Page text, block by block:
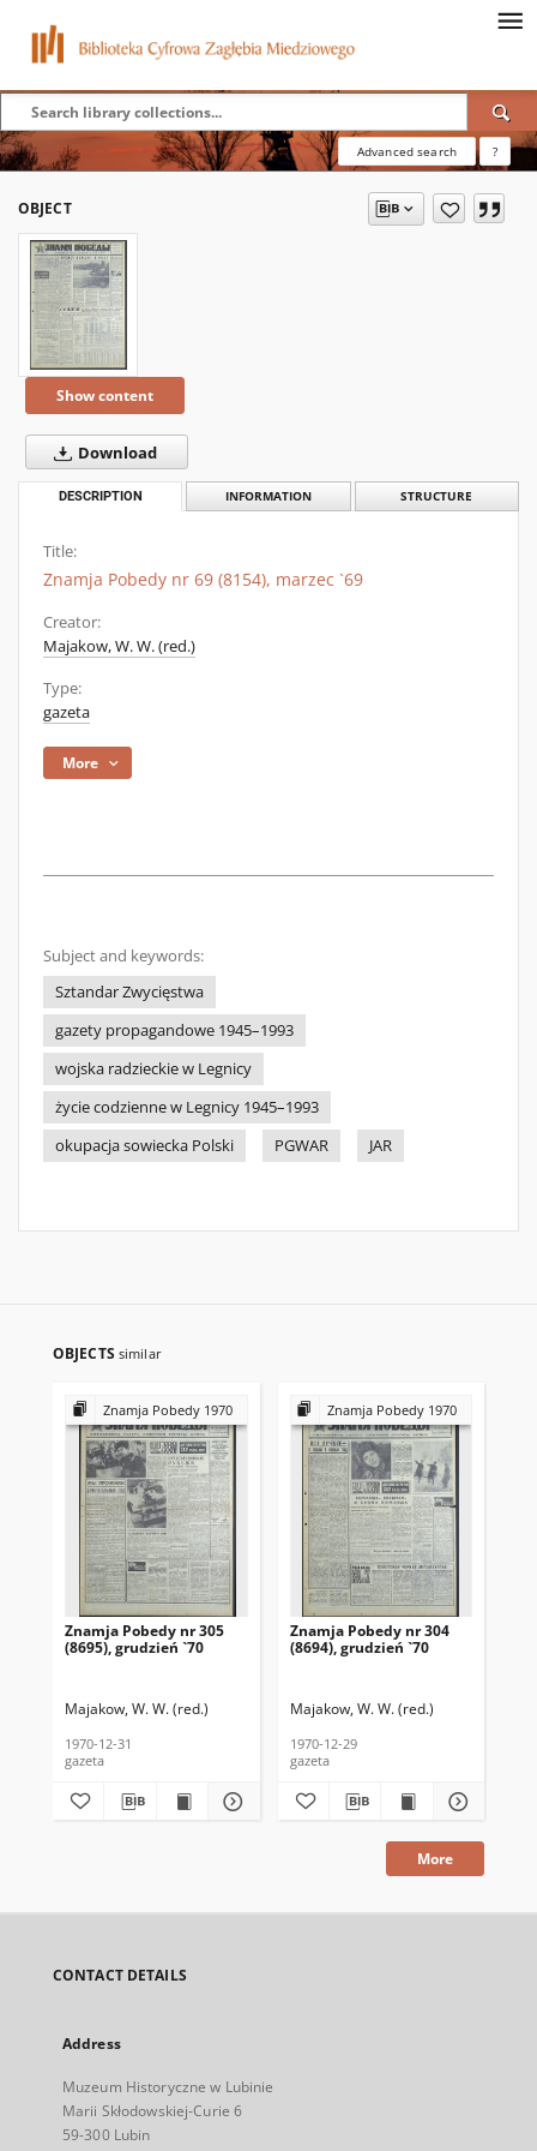
Advanced search ?
OBJECT
Show content
Download
DESCRIPTION INFORMATION STRUCTURE
Title:
Znamja Pobedy nr 69 (8154), marzec `69
Creator:
Majakow, W. W. (red.)
Type:
gazeta
More
Subject and keywords:
Sztandar Zwycięstwa
gazety propagandowe 1945–1993
wojska radzieckie w Legnicy
życie codzienne w Legnicy 1945–1993
okupacja sowiecka Polski
PGWAR JAR
OBJECTS similar
Znamja Pobedy 1970
Znamja Pobedy nr 305
(8695), grudzień `70
Majakow, W. W. (red.)
1970-12-31
gazeta
Znamja Pobedy 1970
Znamja Pobedy nr 304
(8694), grudzień `70
Majakow, W. W. (red.)
1970-12-29
gazeta
More
CONTACT DETAILS
Address
Muzeum Historyczne w Lubinie
Marii Skłodowskiej-Curie 6
59-300 Lubin